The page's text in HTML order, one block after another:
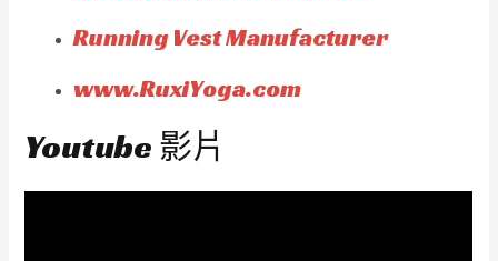
Running Vest Manufacturer
www.RuxiYoga.com
Youtube 影片